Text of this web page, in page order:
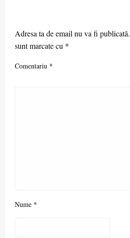
Adresa ta de email nu va fi publicată.
sunt marcate cu *
Comentariu *
Nume *